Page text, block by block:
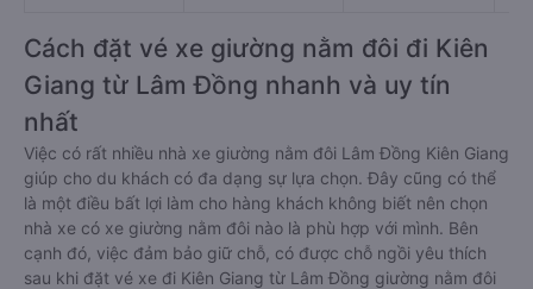
Cách đặt vé xe giường nằm đôi đi Kiên
Giang từ Lâm Đồng nhanh và uy tín
nhất
Việc có rất nhiều nhà xe giường nằm đôi Lâm Đồng Kiên Giang
giúp cho du khách có đa dạng sự lựa chọn. Đây cũng có thể
là một điều bất lợi làm cho hàng khách không biết nên chọn
nhà xe có xe giường nằm đôi nào là phù hợp với mình. Bên
cạnh đó, việc đảm bảo giữ chỗ, có được chỗ ngồi yêu thích
sau khi đặt vé xe đi Kiên Giang từ Lâm Đồng giường nằm đôi